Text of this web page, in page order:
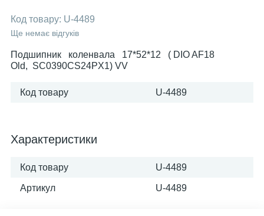
Код товару: U-4489
Ще немає відгуків
Подшипник коленвала 17*52*12 ( DIO AF18
Old, SC0390CS24PX1) VV
Код товару U-4489
Характеристики
Код товару U-4489
Артикул U-4489